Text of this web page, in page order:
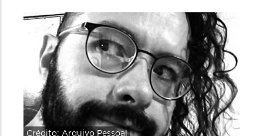
Crédito: Arquivo Pessoal